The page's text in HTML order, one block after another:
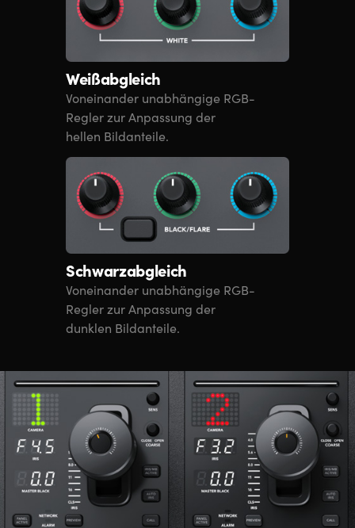
Weißabgleich
Voneinander unabhängige RGB-
Regler zur Anpassung der
hellen Bildanteile.
Schwarzabgleich
Voneinander unabhängige RGB-
Regler zur Anpassung der
dunklen Bildanteile.